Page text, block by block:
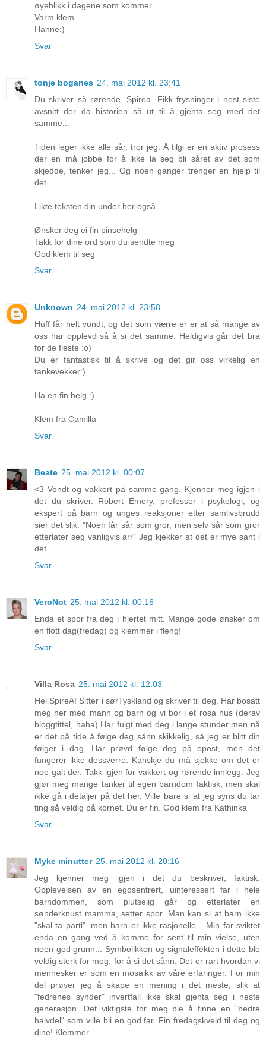
øyeblikk i dagene som kommer.
Varm klem
Hanne:)
Svar
tonje boganes 24. mai 2012 kl. 23:41
Du skriver så rørende, Spirea. Fikk frysninger i nest siste
avsnitt der da historien så ut til å gjenta seg med det
samme...
Tiden leger ikke alle sår, tror jeg. Å tilgi er en aktiv prosess
der en må jobbe for å ikke la seg bli såret av det som
skjedde, tenker jeg... Og noen ganger trenger en hjelp til
det.
Likte teksten din under her også.
Ønsker deg ei fin pinsehelg
Takk for dine ord som du sendte meg
God klem til seg
Svar
Unknown 24. mai 2012 kl. 23:58
Huff får helt vondt, og det som værre er er at så mange av
oss har opplevd så å si det samme. Heldigvis går det bra
for de fleste :o)
Du er fantastisk til å skrive og det gir oss virkelig en
tankevekker:)
Ha en fin helg :)
Klem fra Camilla
Svar
Beate 25. mai 2012 kl. 00:07
<3 Vondt og vakkert på samme gang. Kjenner meg igjen i
det du skriver. Robert Emery, professor i psykologi, og
ekspert på barn og unges reaksjoner etter samlivsbrudd
sier det slik: "Noen får sår som gror, men selv sår som gror
etterlater seg vanligvis arr" Jeg kjekker at det er mye sant i
det.
Svar
VeroNot 25. mai 2012 kl. 00:16
Enda et spor fra deg i hjertet mitt. Mange gode ønsker om
en flott dag(fredag) og klemmer i fleng!
Svar
Villa Rosa 25. mai 2012 kl. 12:03
Hei SpireA! Sitter i sørTyskland og skriver til deg. Har bosatt
meg her med mann og barn og vi bor i et rosa hus (derav
bloggtittel, haha) Har fulgt med deg i lange stunder men nå
er det på tide å følge deg sånn skikkelig, så jeg er blitt din
følger i dag. Har prøvd følge deg på epost, men det
fungerer ikke dessverre. Kanskje du må sjekke om det er
noe galt der. Takk igjen for vakkert og rørende innlegg. Jeg
gjør meg mange tanker til egen barndom faktisk, men skal
ikke gå i detaljer på det her. Ville bare si at jeg syns du tar
ting så veldig på kornet. Du er fin. God klem fra Kathinka
Svar
Myke minutter 25. mai 2012 kl. 20:16
Jeg kjenner meg igjen i det du beskriver, faktisk.
Opplevelsen av en egosentrert, uinteressert far i hele
barndommen, som plutselig går og etterlater en
sønderknust mamma, setter spor. Man kan si at barn ikke
"skal ta parti", men barn er ikke rasjonelle... Min far sviktet
enda en gang ved å komme for sent til min vielse, uten
noen god grunn... Symbolikken og signaleffekten i dette ble
veldig sterk for meg, for å si det sånn. Det er rart hvordan vi
mennesker er som en mosaikk av våre erfaringer. For min
del prøver jeg å skape en mening i det meste, slik at
"fedrenes synder" ihvertfall ikke skal gjenta seg i neste
generasjon. Det viktigste for meg ble å finne en "bedre
halvdel" som ville bli en god far. Fin fredagskveld til deg og
dine! Klemmer